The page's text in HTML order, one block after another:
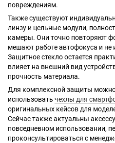
повреждениям.
Также существуют
линзу и цельные модули,
камеры. Они точно повторяют
мешают работе автофокуса и
Защитное стекло остается
влияет на внешний вид
прочность материала.
Для комплексной защиты
использовать чехлы для
оригинальных кейсов для
Сейчас также актуальны
повседневном использовании,
проконсультироваться с